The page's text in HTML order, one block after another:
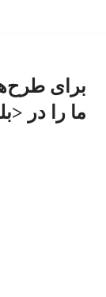
برای
ما را در